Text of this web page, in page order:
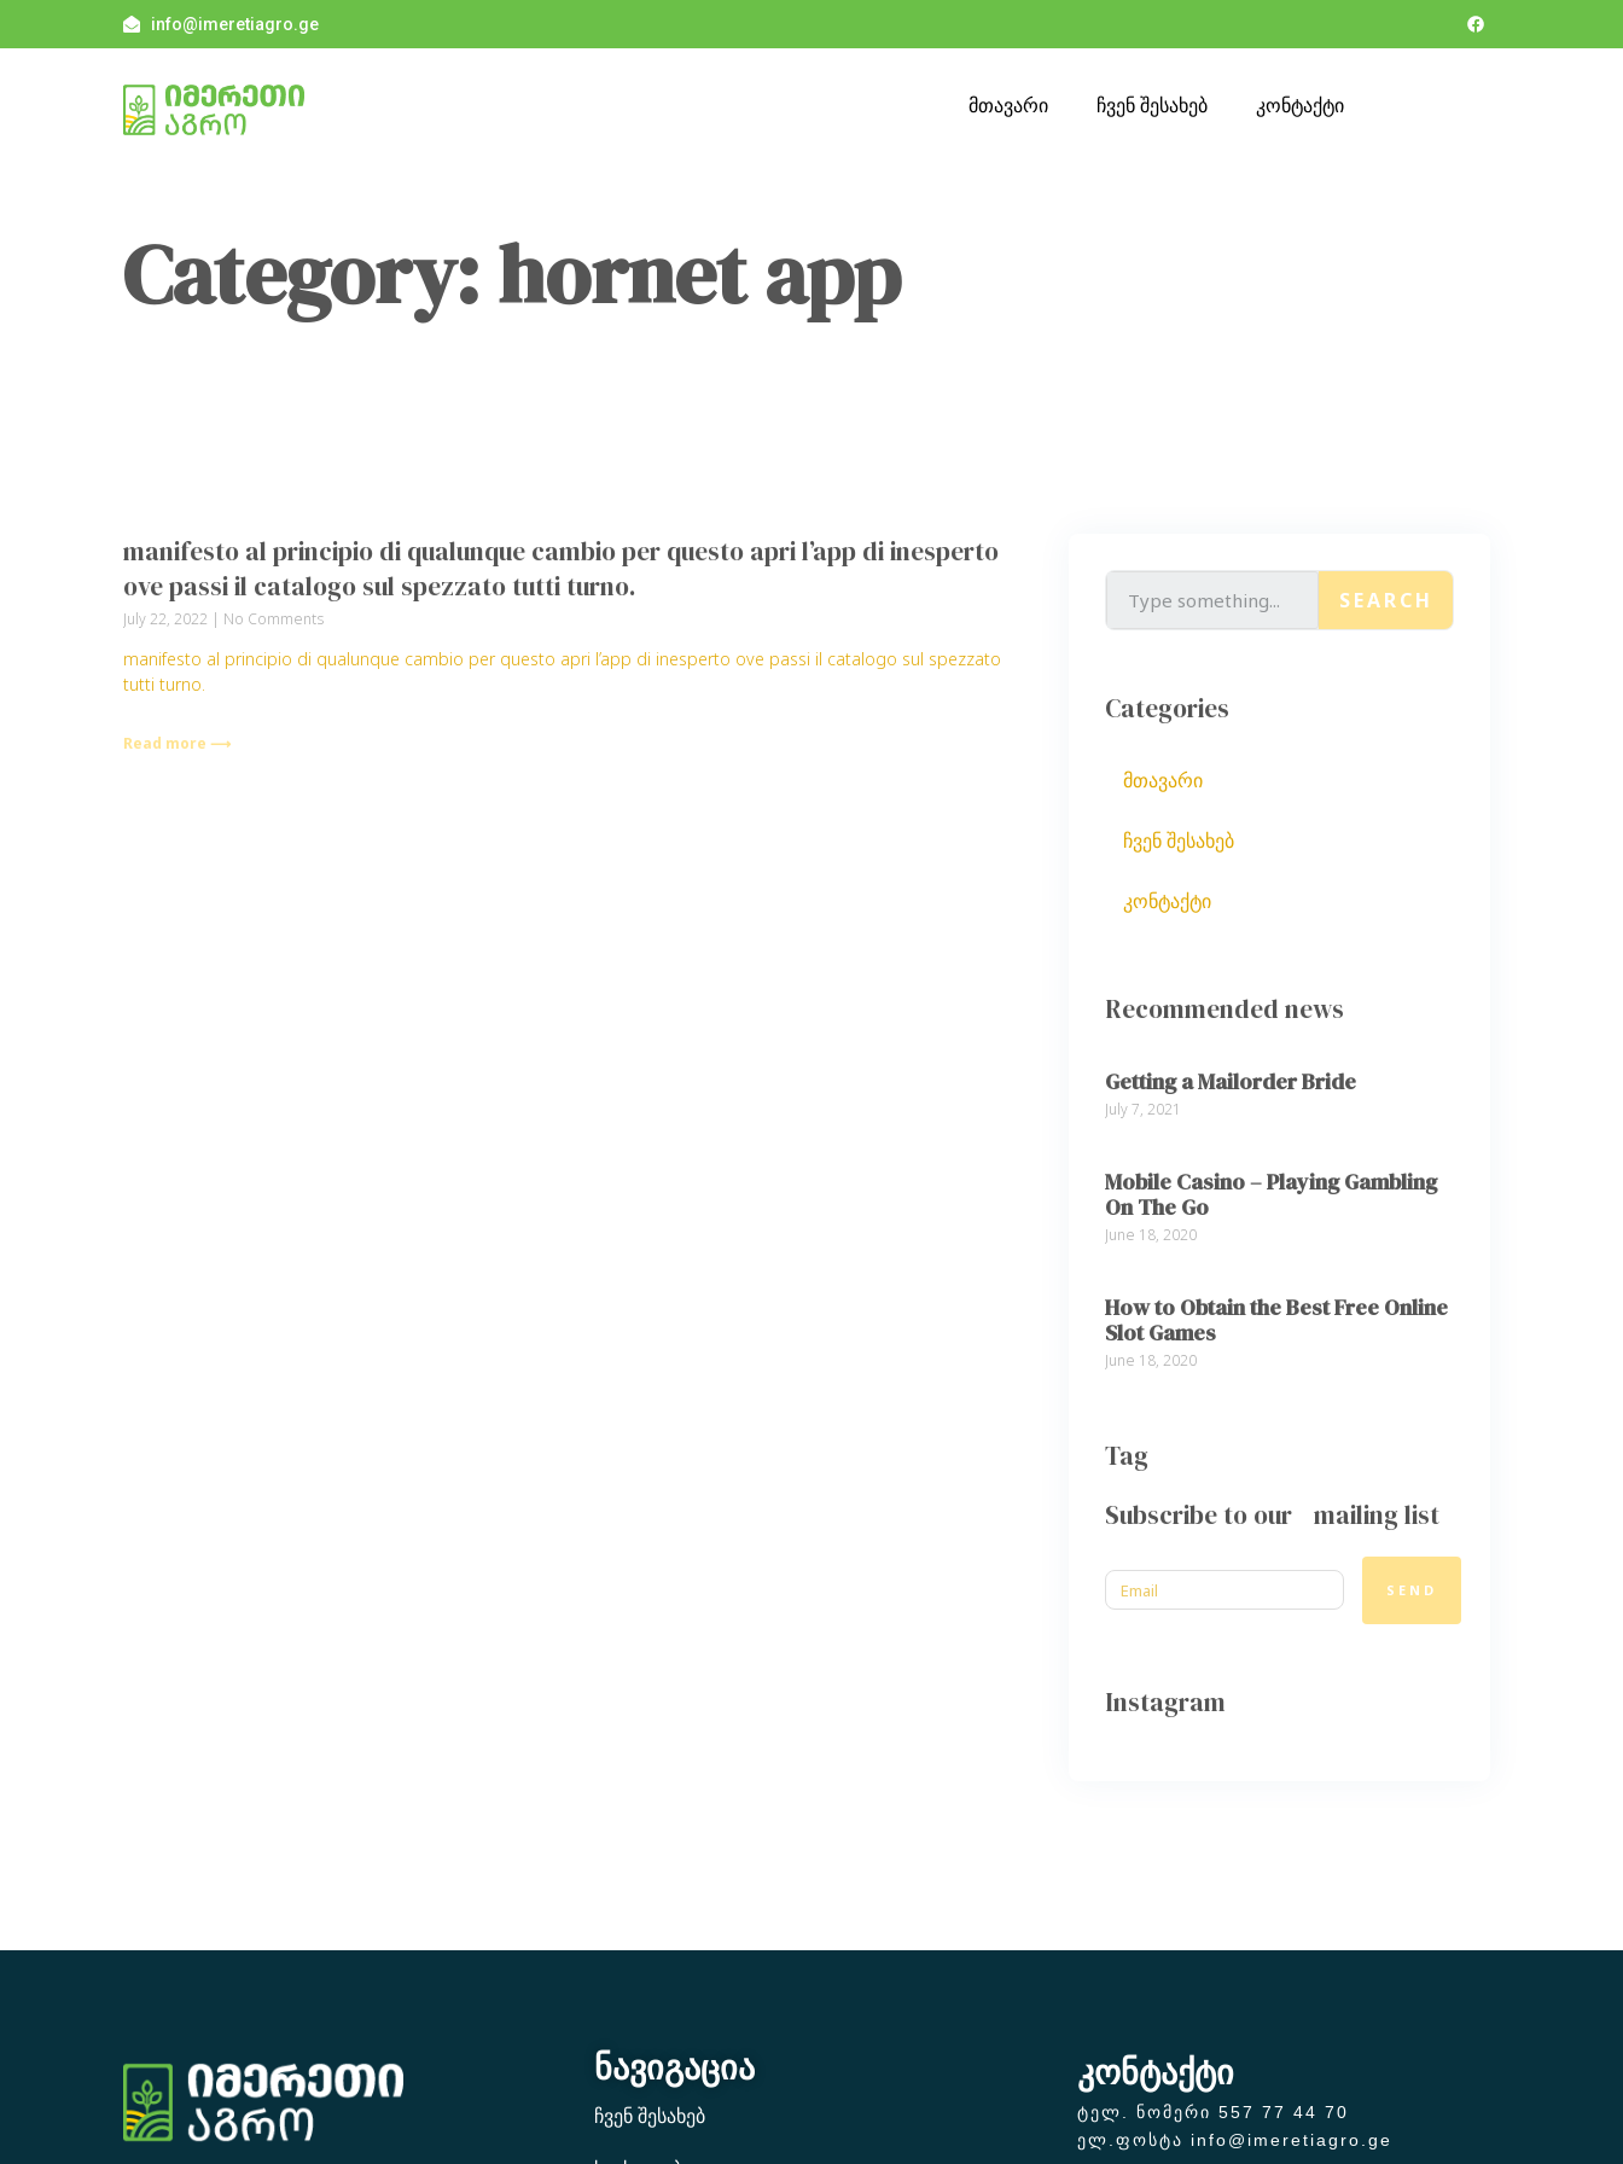
info@imeretiagro.ge
მთავარი ჩვენ შესახებ კონტაქტი
Category: hornet app
manifesto al principio di qualunque cambio per questo apri l’app di inesperto
ove passi il catalogo sul spezzato tutti turno.
July 22, 2022 No Comments
manifesto al principio di qualunque cambio per questo apri l’app di inesperto ove passi il catalogo sul spezzato
tutti turno.
Read more ⟶
SEARCH
Categories
მთავარი
ჩვენ შესახებ
კონტაქტი
Recommended news
Getting a Mailorder Bride
July 7, 2021
Mobile Casino – Playing Gambling
On The Go
June 18, 2020
How to Obtain the Best Free Online
Slot Games
June 18, 2020
Tag
Subscribe to our mailing list
SEND
Instagram
ნავიგაცია
ჩვენ შესახებ
კონტაქტი
ტელ. ნომერი 557 77 44 70
ელ.ფოსტა info@imeretiagro.ge